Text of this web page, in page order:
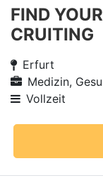
FIND
CRUITING
Erfurt
Medizin,
Vollzeit